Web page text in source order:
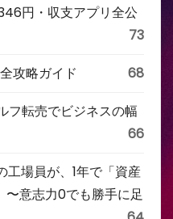
円・収支アプリ全公
73
攻略ガイド 68
フ転売でビジネスの幅
66
工場員が、1年で「資産
〜意志力0でも勝手に足